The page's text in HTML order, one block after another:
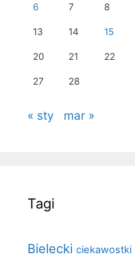
6 7 8
13 14 15
20 21 22
27 28
« sty mar »
Tagi
Bielecki ciekawostki